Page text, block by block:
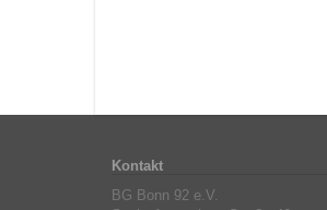
Kontakt
BG Bonn 92 e.V.